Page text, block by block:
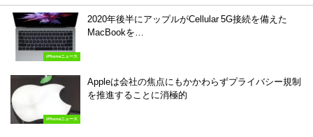
iPhoneニュース
2020年後半にアップルがCellular 5G接続を備えた
MacBookを…
iPhoneニュース
Appleは会社の焦点にもかかわらずプライバシー規制
を推進することに消極的